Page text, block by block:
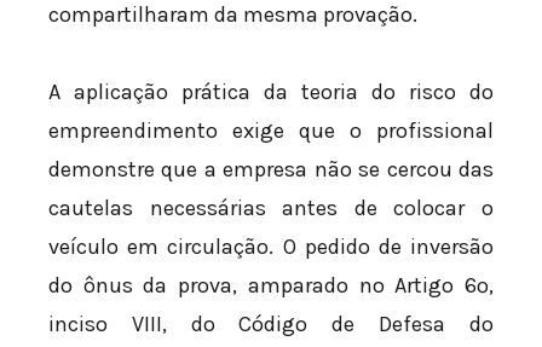
compartilharam da mesma provação.
A aplicação prática da teoria do risco do
empreendimento exige que o profissional
demonstre que a empresa não se cercou das
cautelas necessárias antes de colocar o
veículo em circulação. O pedido de inversão
do ônus da prova, amparado no Artigo 6º,
inciso VIII, do Código de Defesa do